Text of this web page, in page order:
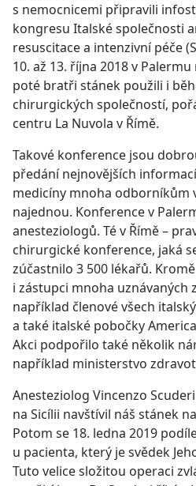
s nemocnicemi připravili
kongresu Italské společnosti
resuscitace a intenzivní péče
10. až 13. října 2018 v
poté bratři stánek použili i
chirurgických společností,
centru La Nuvola v Římě.
Takové konference jsou
předání nejnovějších
medicíny mnoha odborníkům
najednou. Konference v
anesteziologů. Té v Římě –
chirurgické konference, jaká
zúčastnilo 3 500 lékařů.
i zástupci mnoha uznávaných
například členové všech
a také italské pobočky
Akci podpořilo také několik
například ministerstvo
Anesteziolog Vincenzo
na Sicílii navštívil náš stánek
Potom se 18. ledna 2019
u pacienta, který je svědek
Tuto velice složitou operaci